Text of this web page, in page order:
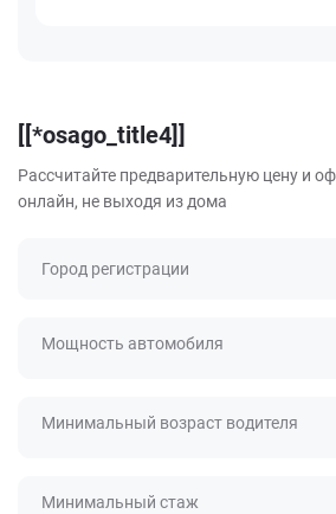
[[*osago_title4]]
Рассчитайте предварительную цену и
онлайн, не выходя из дома
Город регистрации
Мощность автомобиля
Минимальный возраст водителя
Минимальный стаж